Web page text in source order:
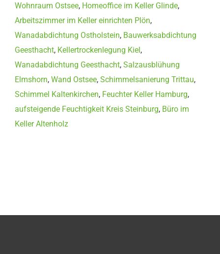
Wohnraum Ostsee, Homeoffice im Keller Glinde,
Arbeitszimmer im Keller einrichten Plön,
Wanadabdichtung Ostholstein, Bauwerksabdichtung
Geesthacht, Kellertrockenlegung Kiel,
Wanadabdichtung Geesthacht, Salzausblühung
Elmshorn, Wand Ostsee, Schimmelsanierung Trittau,
Schimmel Kaltenkirchen, Feuchter Keller Hamburg,
aufsteigende Feuchtigkeit Kreis Steinburg, Büro im
Keller Altenholz